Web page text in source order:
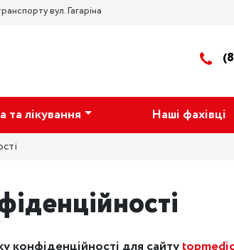
вул. Гагаріна
та лікування Наші фахівці
конфіденційності для сайту